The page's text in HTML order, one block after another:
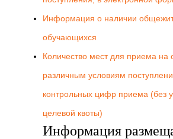
Информация о наличии
обучающихся
Количество мест для приема на
различным условиям
контрольных цифр приема (без
целевой квоты)
Информация